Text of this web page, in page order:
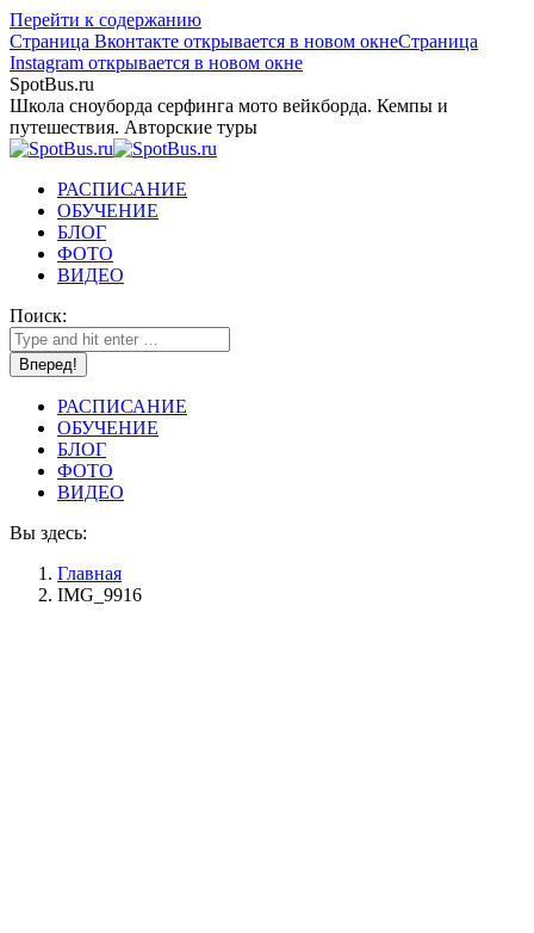
Перейти к содержанию
Страница Вконтакте открывается в новом окнеСтраница
Instagram открывается в новом окне
SpotBus.ru
Школа сноуборда серфинга мото вейкборда. Кемпы и
путешествия. Авторские туры
РАСПИСАНИЕ
ОБУЧЕНИЕ
БЛОГ
ФОТО
ВИДЕО
Поиск:
РАСПИСАНИЕ
ОБУЧЕНИЕ
БЛОГ
ФОТО
ВИДЕО
Вы здесь:
Главная
IMG_9916